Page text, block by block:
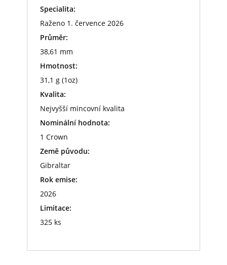
Specialita:
Raženo 1. července 2026
Průměr:
38,61 mm
Hmotnost:
31,1 g (1oz)
Kvalita:
Nejvyšší mincovní kvalita
Nominální hodnota:
1 Crown
Země původu:
Gibraltar
Rok emise:
2026
Limitace:
325 ks